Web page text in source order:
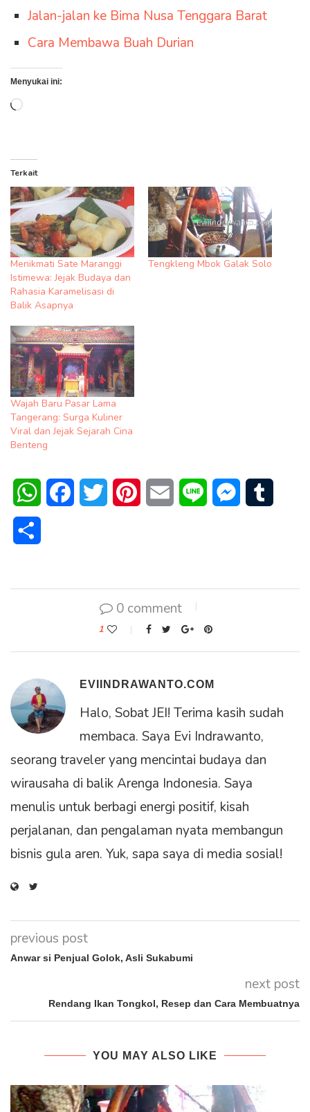
Jalan-jalan ke Bima Nusa Tenggara Barat
Cara Membawa Buah Durian
Menyukai ini:
Memuat...
Terkait
Menikmati Sate Maranggi
Istimewa: Jejak Budaya dan
Rahasia Karamelisasi di
Balik Asapnya
Tengkleng Mbok Galak Solo
Wajah Baru Pasar Lama
Tangerang: Surga Kuliner
Viral dan Jejak Sejarah Cina
Benteng
WhatsAppFacebookTwitter PinterestEmail Line Messenger
0 comment
1
EVIINDRAWANTO.COM
Halo, Sobat JEI! Terima kasih sudah
membaca. Saya Evi Indrawanto,
seorang traveler yang mencintai budaya dan
wirausaha di balik Arenga Indonesia. Saya
menulis untuk berbagi energi positif, kisah
perjalanan, dan pengalaman nyata membangun
bisnis gula aren. Yuk, sapa saya di media sosial!
previous post
Anwar si Penjual Golok, Asli Sukabumi
next post
Rendang Ikan Tongkol, Resep dan Cara Membuatnya
YOU MAY ALSO LIKE